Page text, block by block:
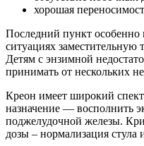
хорошая
Последний пункт особенно
ситуациях
Детям с энзимной
принимать от нескольких
Креон имеет широкий
назначение — восполнить
поджелудочной железы.
дозы – нормализация стула